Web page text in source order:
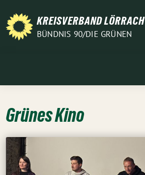
zum
Inhalt
KREISVERBAND LÖRRACH
BÜNDNIS 90/DIE GRÜNEN
Grünes Kino